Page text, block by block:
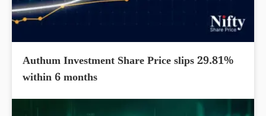
Authum Investment Share Price slips 29.81%
within 6 months